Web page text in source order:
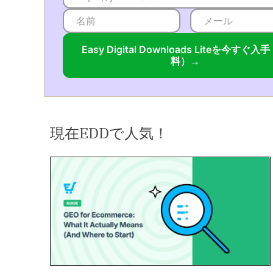
Easy Digital Downloads Liteを今すぐ入手
料）→
現在EDDで人気！